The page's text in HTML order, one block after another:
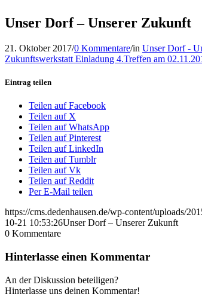
Unser Dorf – Unserer Zukunft
21. Oktober 2017/0 Kommentare/in Unser Dorf -
Zukunftswerkstatt Einladung 4.Treffen am
Eintrag teilen
Teilen auf Facebook
Teilen auf X
Teilen auf WhatsApp
Teilen auf Pinterest
Teilen auf LinkedIn
Teilen auf Tumblr
Teilen auf Vk
Teilen auf Reddit
Per E-Mail teilen
https://cms.dedenhausen.de/wp-content/uploads/
10-21 10:53:26Unser Dorf – Unserer Zukunft
0 Kommentare
Hinterlasse einen Kommentar
An der Diskussion beteiligen?
Hinterlasse uns deinen Kommentar!